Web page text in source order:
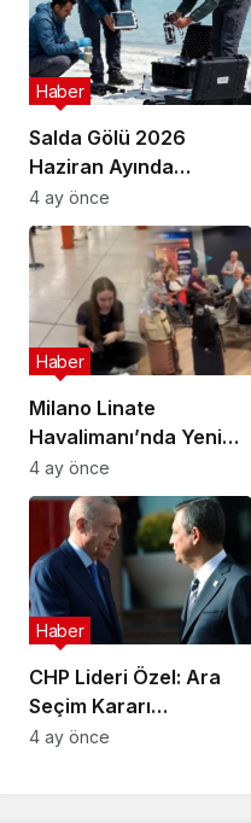
Salda Gölü 2026
Haziran Ayında
Uluslararası
Astrobiyoloji Etkinliğine
Ev Sahipliği Yapacak
Haber
4 ay önce
Milano Linate
Havalimanı’nda Yeni
Sınır Kontrol Sistemi
Aksaklıklara Yol Açtı
Haber
4 ay önce
CHP Lideri Özel: Ara
Seçim Kararı
Yürütmenin Değil
Haber
4 ay önce